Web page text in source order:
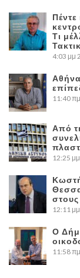
Τι
4:03 μμ
11:40 πμ
Από
12:25 μμ
στους
12:11 μμ
Ο
11:58 πμ